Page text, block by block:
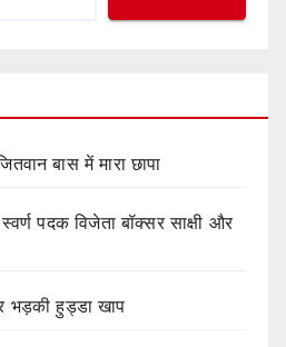
बास में मारा छापा
पदक विजेता बॉक्सर साक्षी और
भड़की हुड्डा खाप